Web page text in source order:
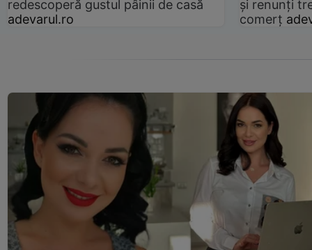
redescoperă gustul pâinii de casă
adevarul.ro
și renunți
comerț